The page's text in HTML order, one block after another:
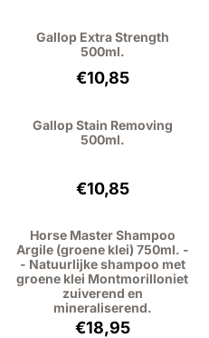
Gallop Extra Strength
500ml.
Prijs: 10,85,
€10,85
Gallop Stain Removing
500ml.
Prijs: 10,85,
€10,85
Horse Master Shampoo
Argile (groene klei) 750ml. -
- Natuurlijke shampoo met
groene klei Montmorilloniet
zuiverend en
mineraliserend.
Prijs: 18,95,
€18,95